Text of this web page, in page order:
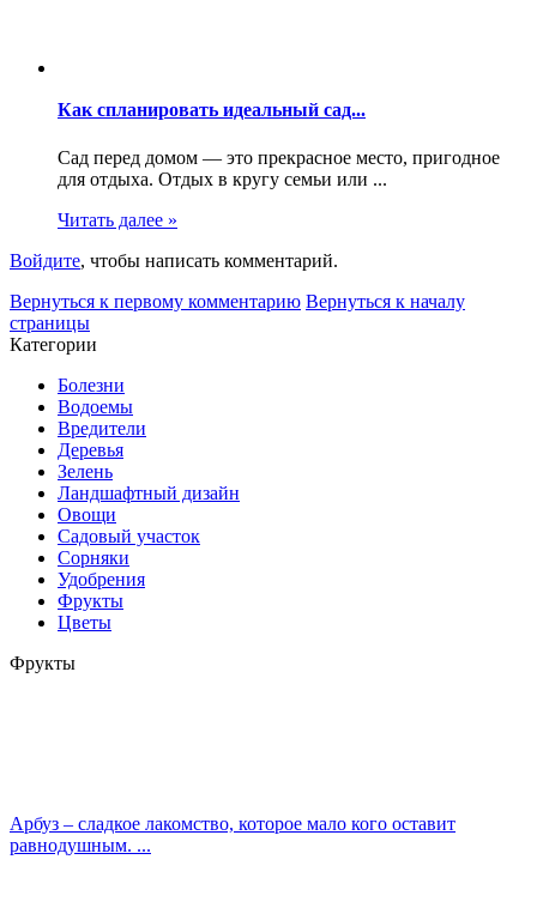
Как спланировать идеальный сад...
Сад перед домом — это прекрасное место, пригодное
для отдыха. Отдых в кругу семьи или ...
Читать далее »
Войдите, чтобы написать комментарий.
Вернуться к первому комментарию Вернуться к началу
страницы
Категории
Болезни
Водоемы
Вредители
Деревья
Зелень
Ландшафтный дизайн
Овощи
Садовый участок
Сорняки
Удобрения
Фрукты
Цветы
Фрукты
Арбуз – сладкое лакомство, которое мало кого оставит
равнодушным. ...